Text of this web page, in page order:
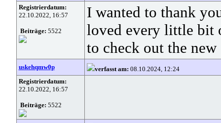
Registrierdatum:
22.10.2022, 16:57
Beiträge: 5522
I wanted to thank
loved every little bit
to check out the
uskehqmw0p verfasst am: 08.10.2024, 12:24
Registrierdatum:
22.10.2022, 16:57
Beiträge: 5522